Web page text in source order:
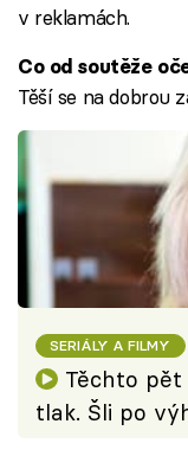
v reklamách.
Co od soutěže
Těší se na dobrou
SERIÁLY A FILMY
Těchto pět
tlak. Šli po